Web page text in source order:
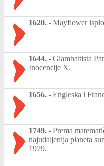
1620. - Mayflower
1644. - Giambattista
Inocencije X.
1656. - Engleska i
1749. - Prema
najudaljenija planeta
1979.